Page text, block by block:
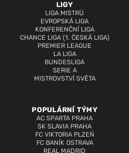
LIGY
LIGA MISTRŮ
EVROPSKÁ LIGA
KONFERENČNÍ LIGA
CHANCE LIGA (1. ČESKÁ LIGA)
PREMIER LEAGUE
LA LIGA
BUNDESLIGA
SERIE A
MISTROVSTVÍ SVĚTA
POPULÁRNÍ TÝMY
AC SPARTA PRAHA
SK SLAVIA PRAHA
FC VIKTORIA PLZEŇ
FC BANÍK OSTRAVA
REAL MADRID